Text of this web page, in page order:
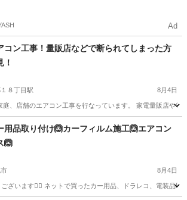
Ad
コン工事！量販店などで断られてしまった方
！
８丁目駅 8月4日
庭、店舗のエアコン工事を行なっています。 家電量販店や
南郷１８丁目駅 便利屋 無料
用品取り付け🙆カーフィルム施工🙆エアコン
🙆
8月4日
ざいます🙇‍♂️ ネットで買ったカー用品、ドラレコ、電装品